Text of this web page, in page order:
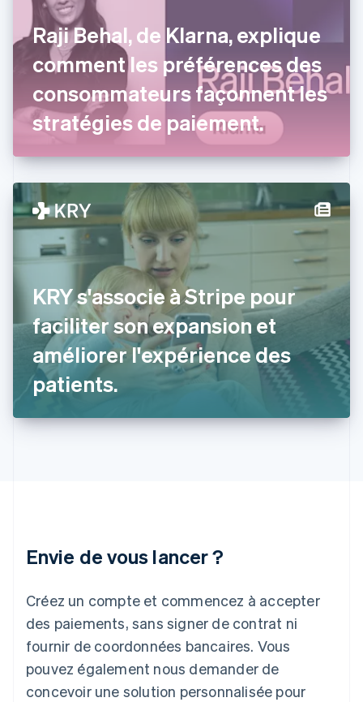
Raji Behal, de Klarna, explique
comment les préférences des
consommateurs façonnent les
stratégies de paiement.
KRY s'associe à Stripe pour
faciliter son expansion et
améliorer l'expérience des
patients.
Envie de vous lancer ?
Créez un compte et commencez à accepter
des paiements, sans signer de contrat ni
fournir de coordonnées bancaires. Vous
pouvez également nous demander de
concevoir une solution personnalisée pour
Croatie
EnglishItaliano
Danemark
English
Émirats arabes unis
English
Espagne
EspañolEnglish
English
États-Unis
简体中文
Finlande
EnglishSvenska
France
Français
Gibraltar
English
Grèce
English
Hongrie
English
Inde
English
English
Deutsch English
Luxembourg
FrançaisDeutsch English
Malaisie
English 简体中文
Malte
English